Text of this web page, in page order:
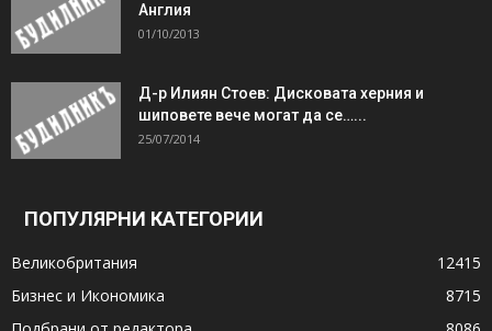
Англия
01/10/2013
Д-р Илиян Стоев: Дисковата херния и
шиповете вече могат да се…...
25/07/2014
ПОПУЛЯРНИ КАТЕГОРИИ
Великобритания
12415
Бизнес и Икономика
8715